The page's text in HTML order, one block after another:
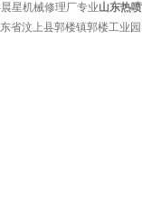
星机械修理厂专业山东热
省汶上县郭楼镇郭楼工业